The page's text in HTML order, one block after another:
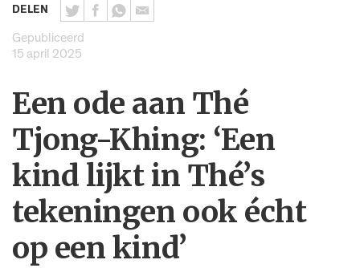
DELEN
Gepubliceerd
15 april 2025
Een ode aan Thé
Tjong-Khing: ‘Een
kind lijkt in Thé’s
tekeningen ook écht
op een kind’